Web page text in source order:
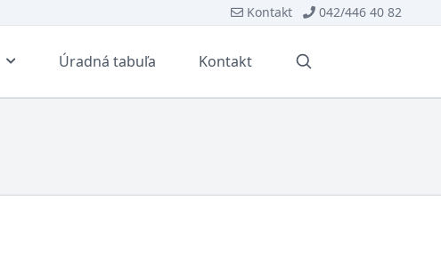
Kontakt 042/446 40 82
Úradná tabuľa Kontakt Vyhľadávanie